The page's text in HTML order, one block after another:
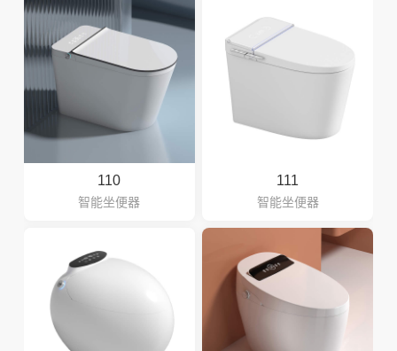
110
智能坐便器
111
智能坐便器